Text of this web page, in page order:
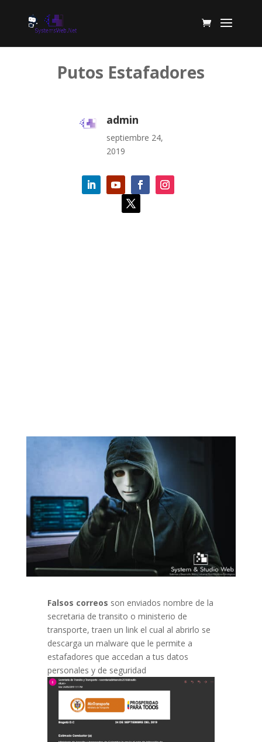
Putos Estafadores
admin
septiembre 24,
2019
Falsos correos son enviados nombre de la
secretaria de transito o ministerio de
transporte, traen un link el cual al abrirlo se
descarga un malware que le permite a
estafadores que accedan a tus datos
personales y de seguridad